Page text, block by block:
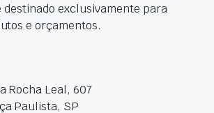
destinado exclusivamente para
e orçamentos.
Rocha Leal, 607
Paulista, SP